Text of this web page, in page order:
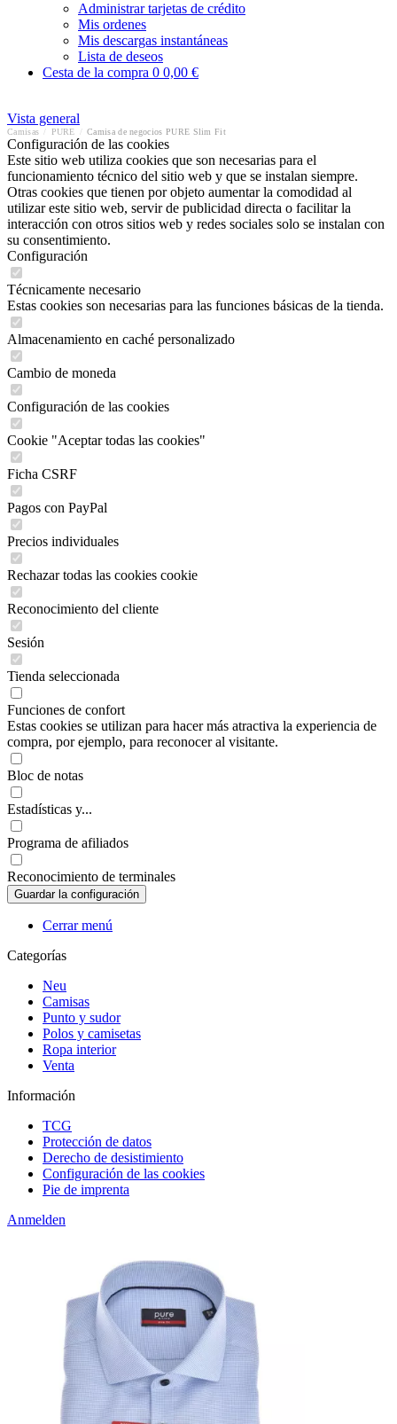
Administrar tarjetas de crédito
Mis ordenes
Mis descargas instantáneas
Lista de deseos
Cesta de la compra 0 0,00 €
Vista general
Camisas PURE Camisa de negocios PURE Slim Fit
Configuración de las cookies
Este sitio web utiliza cookies que son necesarias para el
funcionamiento técnico del sitio web y que se instalan siempre.
Otras cookies que tienen por objeto aumentar la comodidad al
utilizar este sitio web, servir de publicidad directa o facilitar la
interacción con otros sitios web y redes sociales solo se instalan con
su consentimiento.
Configuración
Técnicamente necesario
Estas cookies son necesarias para las funciones básicas de la tienda.
Almacenamiento en caché personalizado
Cambio de moneda
Configuración de las cookies
Cookie "Aceptar todas las cookies"
Ficha CSRF
Pagos con PayPal
Precios individuales
Rechazar todas las cookies cookie
Reconocimiento del cliente
Sesión
Tienda seleccionada
Funciones de confort
Estas cookies se utilizan para hacer más atractiva la experiencia de
compra, por ejemplo, para reconocer al visitante.
Bloc de notas
Estadísticas y...
Programa de afiliados
Reconocimiento de terminales
Cerrar menú
Categorías
Neu
Camisas
Punto y sudor
Polos y camisetas
Ropa interior
Venta
Información
TCG
Protección de datos
Derecho de desistimiento
Configuración de las cookies
Pie de imprenta
Anmelden